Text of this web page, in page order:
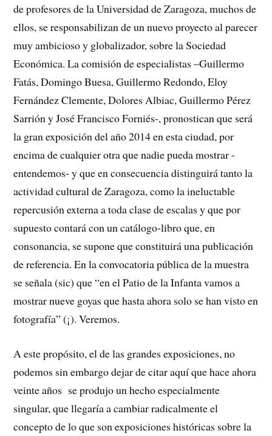
de profesores de la Universidad de Zaragoza, muchos de
ellos, se responsabilizan de un nuevo proyecto al parecer
muy ambicioso y globalizador, sobre la Sociedad
Económica. La comisión de especialistas –Guillermo
Fatás, Domingo Buesa, Guillermo Redondo, Eloy
Fernández Clemente, Dolores Albiac, Guillermo Pérez
Sarrión y José Francisco Forniés-, pronostican que será
la gran exposición del año 2014 en esta ciudad, por
encima de cualquier otra que nadie pueda mostrar -
entendemos- y que en consecuencia distinguirá tanto la
actividad cultural de Zaragoza, como la ineluctable
repercusión externa a toda clase de escalas y que por
supuesto contará con un catálogo-libro que, en
consonancia, se supone que constituirá una publicación
de referencia. En la convocatoria pública de la muestra
se señala (sic) que “en el Patio de la Infanta vamos a
mostrar nueve goyas que hasta ahora solo se han visto en
fotografía” (¡). Veremos.
A este propósito, el de las grandes exposiciones, no
podemos sin embargo dejar de citar aquí que hace ahora
veinte años se produjo un hecho especialmente
singular, que llegaría a cambiar radicalmente el
concepto de lo que son exposiciones históricas sobre la